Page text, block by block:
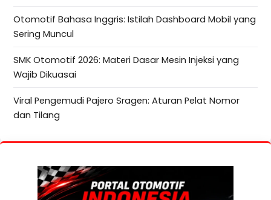
Otomotif Bahasa Inggris: Istilah Dashboard Mobil yang
Sering Muncul
SMK Otomotif 2026: Materi Dasar Mesin Injeksi yang
Wajib Dikuasai
Viral Pengemudi Pajero Sragen: Aturan Pelat Nomor
dan Tilang